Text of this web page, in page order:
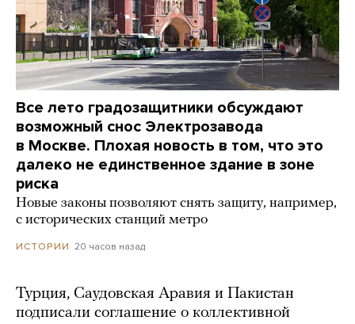
Все лето градозащитники обсуждают
возможный снос Электрозавода
в Москве. Плохая новость в том, что это
далеко не единственное здание в зоне
риска
Новые законы позволяют снять защиту, например,
с исторических станций метро
ИСТОРИИ 20 часов назад
Турция, Саудовская Аравия и Пакистан
подписали соглашение о коллективной